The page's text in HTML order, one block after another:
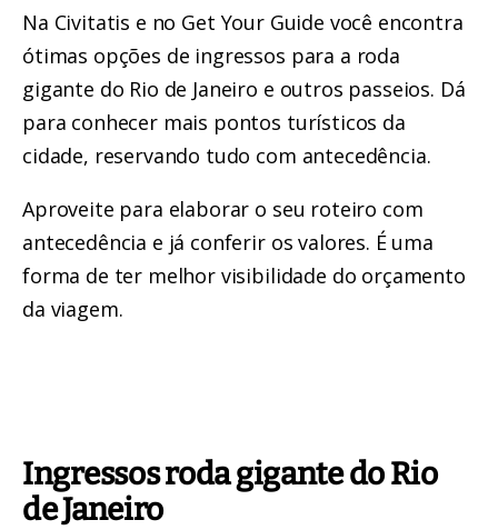
Na Civitatis e no Get Your Guide você encontra
ótimas opções de ingressos para a roda
gigante do Rio de Janeiro e outros passeios. Dá
para conhecer mais pontos turísticos da
cidade, reservando tudo com antecedência.
Aproveite para elaborar o seu roteiro com
antecedência e já conferir os valores. É uma
forma de ter melhor visibilidade do orçamento
da viagem.
Ingressos roda gigante do Rio
de Janeiro